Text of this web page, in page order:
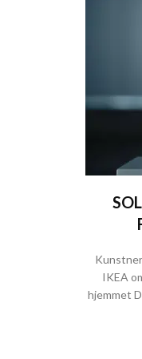
IKEA
hjemmet